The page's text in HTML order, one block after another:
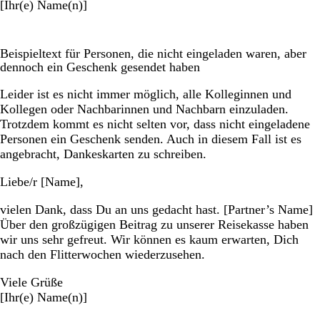
[Ihr(e) Name(n)]
Beispieltext für Personen, die nicht eingeladen waren, aber
dennoch ein Geschenk gesendet haben
Leider ist es nicht immer möglich, alle Kolleginnen und
Kollegen oder Nachbarinnen und Nachbarn einzuladen.
Trotzdem kommt es nicht selten vor, dass nicht eingeladene
Personen ein Geschenk senden. Auch in diesem Fall ist es
angebracht, Dankeskarten zu schreiben.
Liebe/r [Name],
vielen Dank, dass Du an uns gedacht hast. [Partner’s Name]
Über den großzügigen Beitrag zu unserer Reisekasse haben
wir uns sehr gefreut. Wir können es kaum erwarten, Dich
nach den Flitterwochen wiederzusehen.
Viele Grüße
[Ihr(e) Name(n)]